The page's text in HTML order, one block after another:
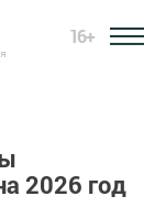
16+
2026 год